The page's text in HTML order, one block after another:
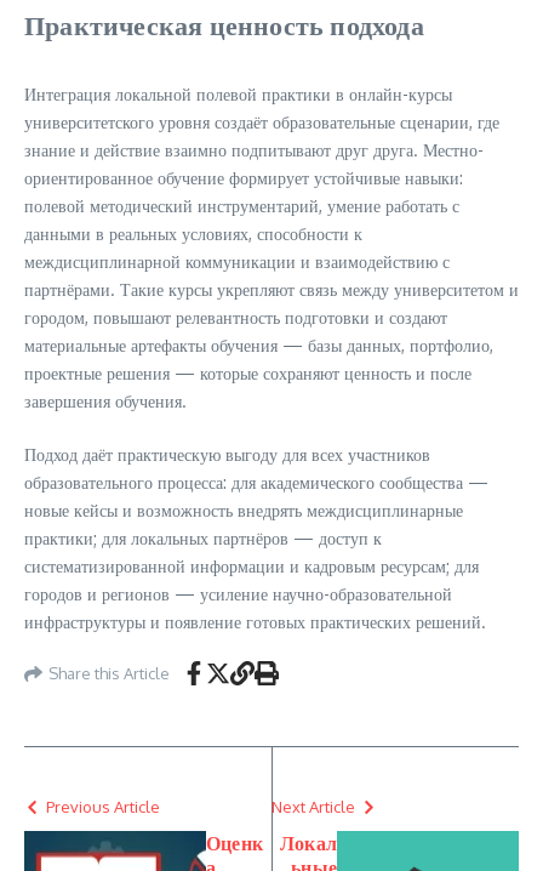
Практическая ценность подхода
Интеграция локальной полевой практики в онлайн-курсы
университетского уровня создаёт образовательные сценарии, где
знание и действие взаимно подпитывают друг друга. Местно-
ориентированное обучение формирует устойчивые навыки:
полевой методический инструментарий, умение работать с
данными в реальных условиях, способности к
междисциплинарной коммуникации и взаимодействию с
партнёрами. Такие курсы укрепляют связь между университетом и
городом, повышают релевантность подготовки и создают
материальные артефакты обучения — базы данных, портфолио,
проектные решения — которые сохраняют ценность и после
завершения обучения.
Подход даёт практическую выгоду для всех участников
образовательного процесса: для академического сообщества —
новые кейсы и возможность внедрять междисциплинарные
практики; для локальных партнёров — доступ к
систематизированной информации и кадровым ресурсам; для
городов и регионов — усиление научно-образовательной
инфраструктуры и появление готовых практических решений.
Share this Article
Previous Article
Оценк
Next Article
Локал